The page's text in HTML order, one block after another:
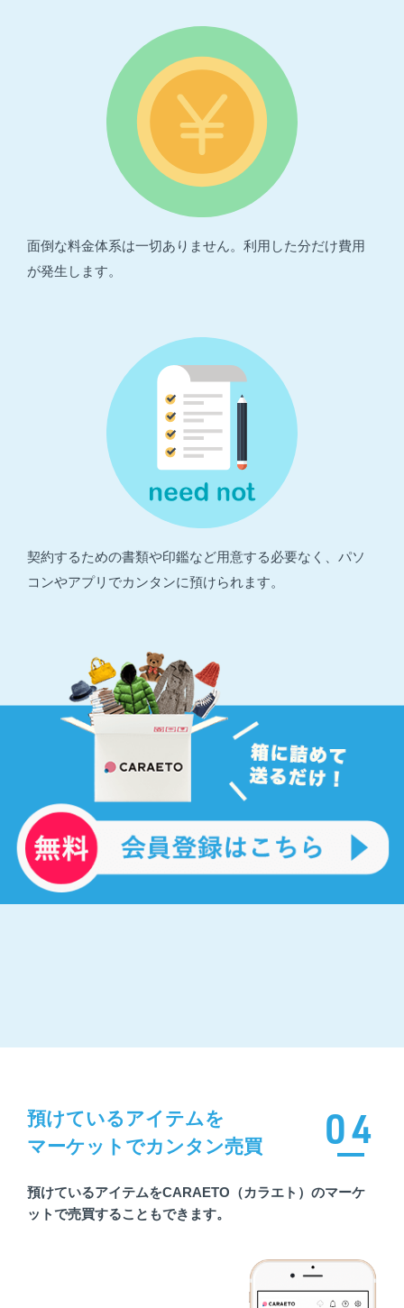
面倒な料金体系は一切ありません。利用した分だけ費用
が発生します。
契約するための書類や印鑑など用意する必要なく、パソ
コンやアプリでカンタンに預けられます。
04
預けているアイテムを
マーケットでカンタン売買
預けているアイテムをCARAETO（カラエト）のマーケ
ットで売買することもできます。